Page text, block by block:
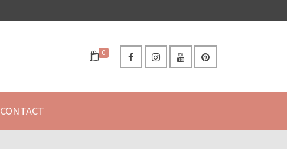
0
CONTACT